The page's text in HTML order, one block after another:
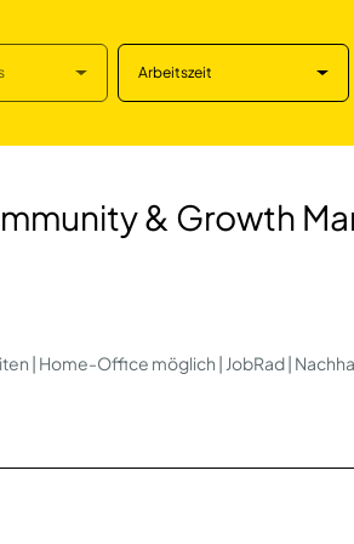
Arbeitszeit
& Growth
| Home-Office möglich | JobRad |